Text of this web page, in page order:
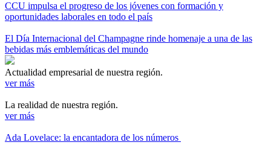
CCU impulsa el progreso de los jóvenes con formación y
oportunidades laborales en todo el país
El Día Internacional del Champagne rinde homenaje a una de las
bebidas más emblemáticas del mundo
Actualidad empresarial de nuestra región.
ver más
La realidad de nuestra región.
ver más
Ada Lovelace: la encantadora de los números